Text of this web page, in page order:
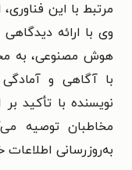
مرتبط با این
وی با ارائه
هوش مصنوعی، به
با آگاهی و
نویسنده با تأکید
مخاطبان توصیه
به‌روزرسانی اطلاعات